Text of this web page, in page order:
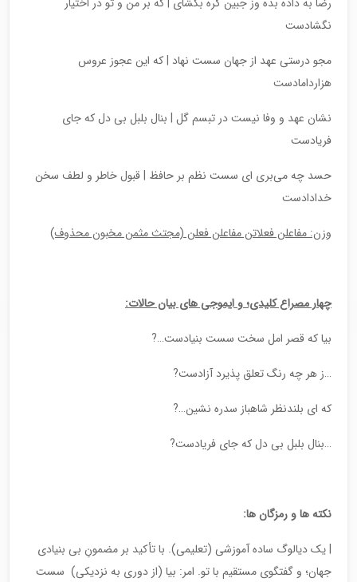
رضا به داده بده وز جبین گره بگشای | که بر من و تو در اختیار
نگشادست
مجو درستی عهد از جهان سست نهاد | که این عجوز عروس
هزاردامادست
نشان عهد و وفا نیست در تبسم گل | بنال بلبل بی دل که جای
فریادست
حسد چه می‌بری ای سست نظم بر حافظ | قبول خاطر و لطف سخن
خدادادست
وزن: مفاعلن فعلاتن مفاعلن فعلن (مجتث مثمن مخبون محذوف)
چهار مصراع کلیدی؛ و ایموجی های بیان حالات:
بیا که قصر امل سخت سست بنیادست…?
…ز هر چه رنگ تعلق پذیرد آزادست?
که ای بلندنظر شاهباز سدره نشین…?
…بنال بلبل بی دل که جای فریادست?
نکته ها و رمزگان ها:
| یک دیالوگ ساده آموزشی (تعلیمی). با تأکید بر مضمونِ بی بنیادی
جهان؛ و گفتگوی مستقیم با تو. امر: بیا (از دوری به نزدیکی) سست